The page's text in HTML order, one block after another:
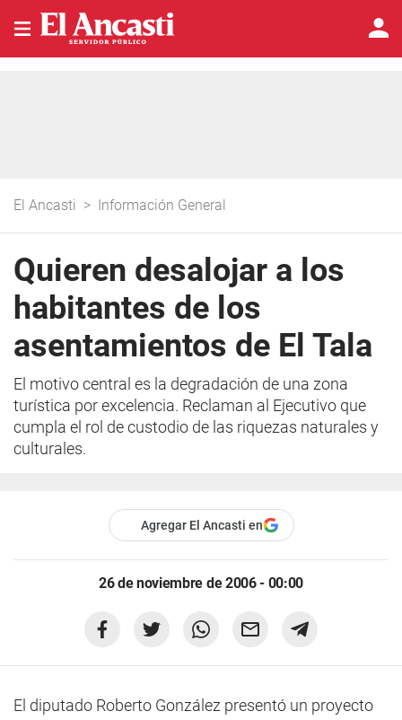
El Ancasti > Información General
Quieren desalojar a los
habitantes de los
asentamientos de El Tala
El motivo central es la degradación de una zona
turística por excelencia. Reclaman al Ejecutivo que
cumpla el rol de custodio de las riquezas naturales y
culturales.
Agregar El Ancasti en
26 de noviembre de 2006 - 00:00
El diputado Roberto González presentó un proyecto